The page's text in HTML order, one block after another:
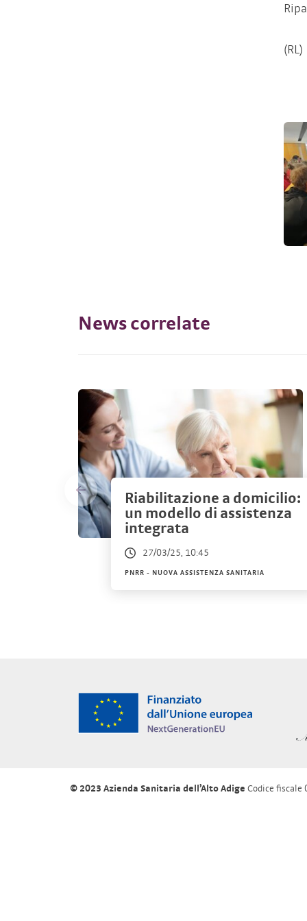
(RL)
News correlate
Riabilitazione a domicilio:
un modello di assistenza
integrata
27/03/25, 10:45
PNRR - NUOVA ASSISTENZA SANITARIA
© 2023 Azienda Sanitaria dell’Alto Adige Codice